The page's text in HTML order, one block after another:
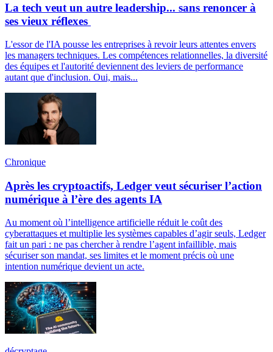
La tech veut un autre leadership... sans renoncer à
ses vieux réflexes
L'essor de l'IA pousse les entreprises à revoir leurs attentes envers
les managers techniques. Les compétences relationnelles, la diversité
des équipes et l'autorité deviennent des leviers de performance
autant que d'inclusion. Oui, mais...
Chronique
Après les cryptoactifs, Ledger veut sécuriser l’action
numérique à l’ère des agents IA
Au moment où l’intelligence artificielle réduit le coût des
cyberattaques et multiplie les systèmes capables d’agir seuls, Ledger
fait un pari : ne pas chercher à rendre l’agent infaillible, mais
sécuriser son mandat, ses limites et le moment précis où une
intention numérique devient un acte.